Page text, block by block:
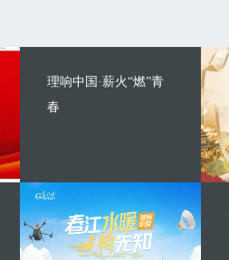
理响中国·薪火“燃”青
春